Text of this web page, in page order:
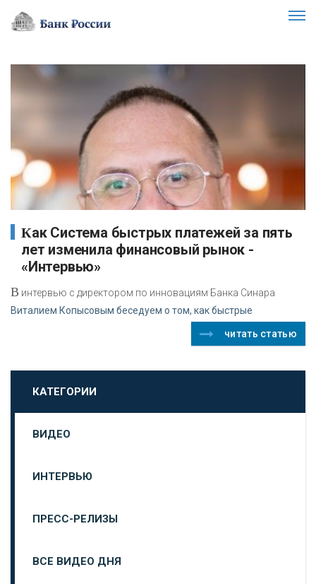
Как Система быстрых платежей за пять
лет изменила финансовый рынок -
«Интервью»
В интервью с директором по инновациям Банка Синара
Виталием Копысовым беседуем о том, как быстрые
читать статью
КАТЕГОРИИ
ВИДЕО
ИНТЕРВЬЮ
ПРЕСС-РЕЛИЗЫ
ВСЕ ВИДЕО ДНЯ